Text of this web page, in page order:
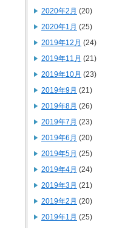
2020年2月 (20)
2020年1月 (25)
2019年12月 (24)
2019年11月 (21)
2019年10月 (23)
2019年9月 (21)
2019年8月 (26)
2019年7月 (23)
2019年6月 (20)
2019年5月 (25)
2019年4月 (24)
2019年3月 (21)
2019年2月 (20)
2019年1月 (25)